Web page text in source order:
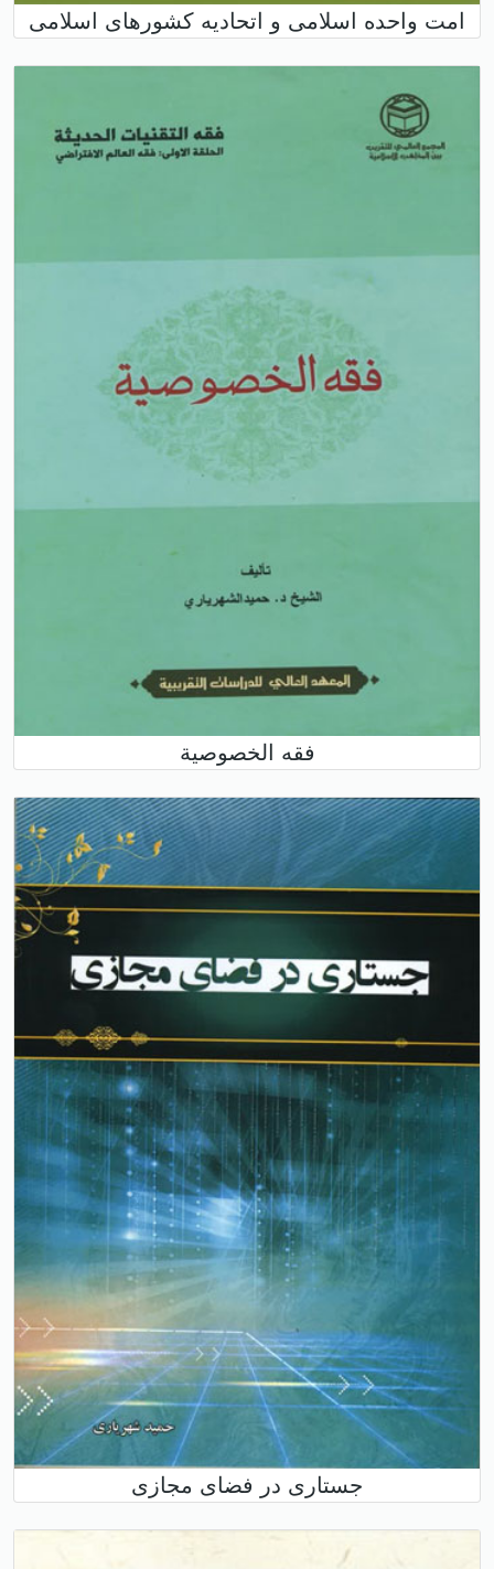
امت واحده اسلامی و اتحادیه کشورهای اسلامی
فقه الخصوصية
جستاری در فضای مجازی